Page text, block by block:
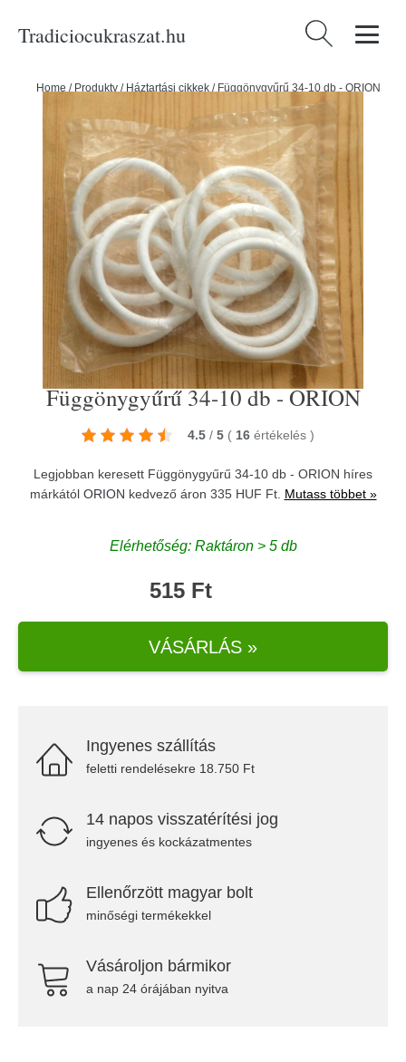
Tradiciocukraszat.hu Keresés:
Home / Produkty / Háztartási cikkek / Függönygyűrű 34-10 db - ORION
Függönygyűrű 34-10 db - ORION
4.5 / 5 ( 16 értékelés )
Legjobban keresett Függönygyűrű 34-10 db - ORION híres
márkától ORION kedvező áron 335 HUF Ft. Mutass többet »
Elérhetőség: Raktáron > 5 db
515 Ft
VÁSÁRLÁS »
Ingyenes szállítás
feletti rendelésekre 18.750 Ft
14 napos visszatérítési jog
ingyenes és kockázatmentes
Ellenőrzött magyar bolt
minőségi termékekkel
Vásároljon bármikor
a nap 24 órájában nyitva